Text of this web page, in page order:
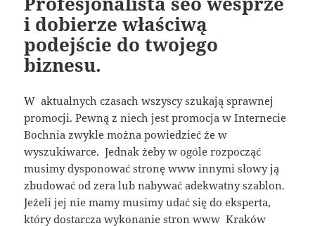
i dobierze właściwą
podejście do twojego
biznesu.
W aktualnych czasach wszyscy szukają sprawnej
promocji. Pewną z niech jest promocja w Internecie
Bochnia zwykle można powiedzieć że w
wyszukiwarce. Jednak żeby w ogóle rozpocząć
musimy dysponować stronę www innymi słowy ją
zbudować od zera lub nabywać adekwatny szablon.
Jeżeli jej nie mamy musimy udać się do eksperta,
który dostarcza wykonanie stron www Kraków